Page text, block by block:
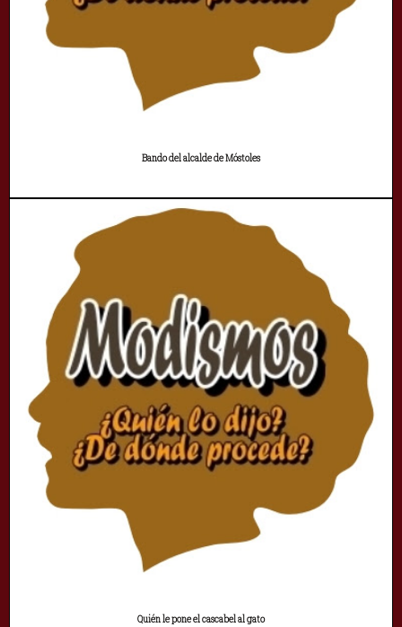
Bando del alcalde de Móstoles
Quién le pone el cascabel al gato